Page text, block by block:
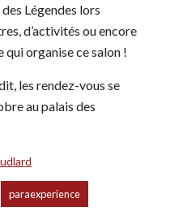
Légendes lors
d’activités ou encore
qui organise ce salon !
les rendez-vous se
au palais des
paraexperience